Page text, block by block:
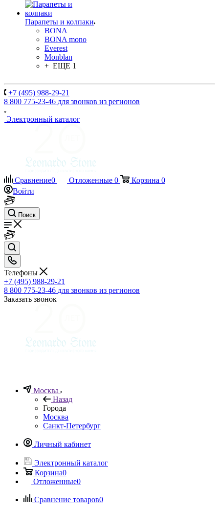
Парапеты и колпаки
BONA
BONA mono
Everest
Monblan
+ ЕЩЕ 1
+7 (495) 988-29-21
8 800 775-23-46 для звонков из регионов
Электронный каталог
Сравнение0 Отложенные 0 Корзина 0
Войти
Поиск
Телефоны
+7 (495) 988-29-21
8 800 775-23-46 для звонков из регионов
Заказать звонок
Москва
Назад
Города
Москва
Санкт-Петербург
Личный кабинет
Электронный каталог
Корзина0
Отложенные0
Сравнение товаров0